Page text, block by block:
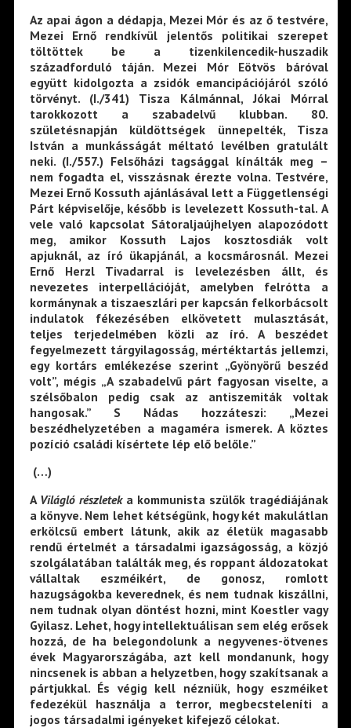
Az apai ágon a dédapja, Mezei Mór és az ő testvére,
Mezei Ernő rendkívül jelentős politikai szerepet
töltöttek be a tizenkilencedik-huszadik
századforduló táján. Mezei Mór Eötvös báróval
együtt kidolgozta a zsidók emancipációjáról szóló
törvényt. (I./341) Tisza Kálmánnal, Jókai Mórral
tarokkozott a szabadelvű klubban. 80.
születésnapján küldöttségek ünnepelték, Tisza
István a munkásságát méltató levélben gratulált
neki. (I./557.) Felsőházi tagsággal kínálták meg –
nem fogadta el, visszásnak érezte volna. Testvére,
Mezei Ernő Kossuth ajánlásával lett a Függetlenségi
Párt képviselője, később is levelezett Kossuth-tal. A
vele való kapcsolat Sátoraljaújhelyen alapozódott
meg, amikor Kossuth Lajos kosztosdiák volt
apjuknál, az író ükapjánál, a kocsmárosnál. Mezei
Ernő Herzl Tivadarral is levelezésben állt, és
nevezetes interpellációját, amelyben felrótta a
kormánynak a tiszaeszlári per kapcsán felkorbácsolt
indulatok fékezésében elkövetett mulasztását,
teljes terjedelmében közli az író. A beszédet
fegyelmezett tárgyilagosság, mértéktartás jellemzi,
egy kortárs emlékezése szerint „Gyönyörű beszéd
volt”, mégis „A szabadelvű párt fagyosan viselte, a
szélsőbalon pedig csak az antiszemiták voltak
hangosak.” S Nádas hozzáteszi: „Mezei
beszédhelyzetében a magaméra ismerek. A köztes
pozíció családi kísértete lép elő belőle.”
(…)
A Világló részletek a kommunista szülők tragédiájának
a könyve. Nem lehet kétségünk, hogy két makulátlan
erkölcsű embert látunk, akik az életük magasabb
rendű értelmét a társadalmi igazságosság, a közjó
szolgálatában találták meg, és roppant áldozatokat
vállaltak eszméikért, de gonosz, romlott
hazugságokba keverednek, és nem tudnak kiszállni,
nem tudnak olyan döntést hozni, mint Koestler vagy
Gyilasz. Lehet, hogy intellektuálisan sem elég erősek
hozzá, de ha belegondolunk a negyvenes-ötvenes
évek Magyarországába, azt kell mondanunk, hogy
nincsenek is abban a helyzetben, hogy szakítsanak a
pártjukkal. És végig kell nézniük, hogy eszméiket
fedezékül használja a terror, megbecsteleníti a
jogos társadalmi igényeket kifejező célokat.